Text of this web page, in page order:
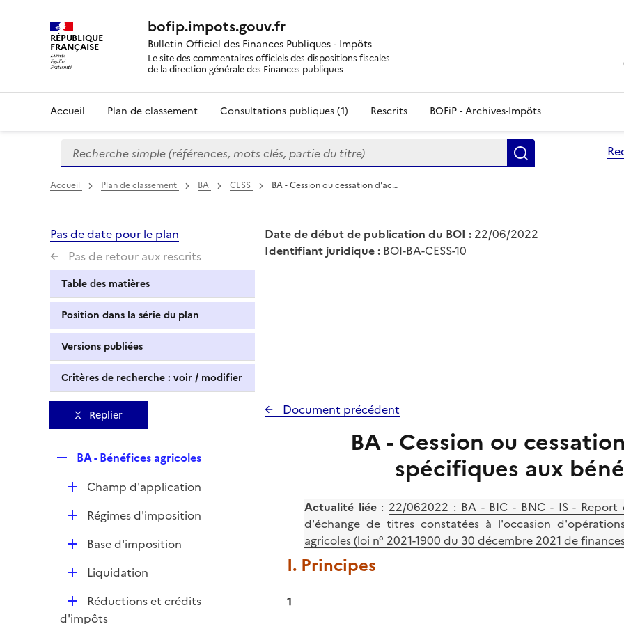
RÉPUBLIQUE
FRANÇAISE
bofip.impots.gouv.fr
Bulletin Officiel des Finances Publiques - Impôts
Le site des commentaires officiels des dispositions fiscales
de la direction générale des Finances publiques
Accueil Plan de classement Consultations publiques (1) Rescrits BOFiP - Archives-Impôts
Formulaire
de
recherche
Recherche simple (références, mots clés, partie du titre)
Accueil Plan de classement BA CESS BA - Cession ou cessation d'ac…
Pas de date pour le plan
Pas de retour aux rescrits
Table des matières
Position dans la série du plan
Versions publiées
Critères de recherche : voir / modifier
Date de début de publication du BOI : 22/06/2022
Identifiant juridique : BOI-BA-CESS-10
Replier
p
l
i
e
BA - Bénéfices agricoles
DChamp d'application
D
r
Régimes d'imposition
DBase d'imposition
DLiquidation
D
é
Réductions et crédits
d'impôts
Document précédent
BA - Cession ou
spécifiques aux
Actualité liée: 22/062022 : BA - BIC - BNC - IS -
d'échange de titres constatées à l'occasion
agricoles (loi n° 2021-1900 du 30 décembre 2021 de
I. Principes
1